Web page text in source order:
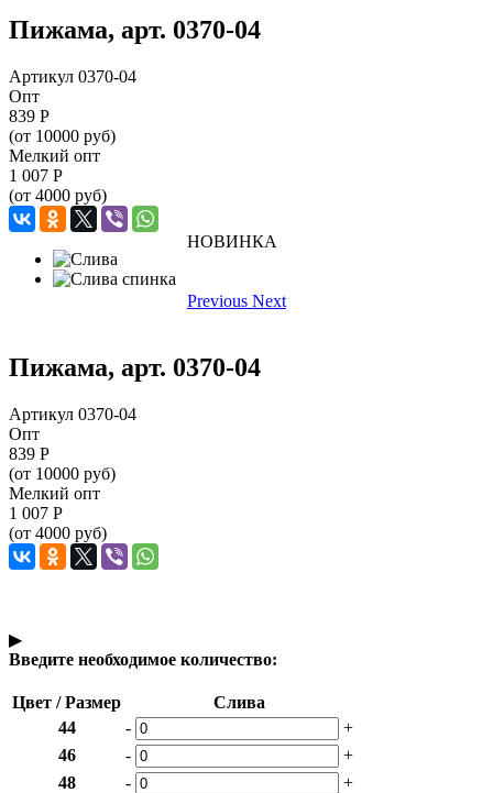
Пижама, арт. 0370-04
Артикул 0370-04
Опт
839 Р
(от 10000 руб)
Мелкий опт
1 007 Р
(от 4000 руб)
НОВИНКА
Previous Next
Пижама, арт. 0370-04
Артикул 0370-04
Опт
839 Р
(от 10000 руб)
Мелкий опт
1 007 Р
(от 4000 руб)
▶
Введите необходимое количество:
Цвет / Размер
Слива
44
-
+
46
-
+
48
-
+